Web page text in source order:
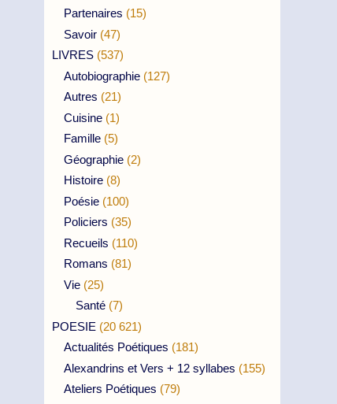
Partenaires (15)
Savoir (47)
LIVRES (537)
Autobiographie (127)
Autres (21)
Cuisine (1)
Famille (5)
Géographie (2)
Histoire (8)
Poésie (100)
Policiers (35)
Recueils (110)
Romans (81)
Vie (25)
Santé (7)
POESIE (20 621)
Actualités Poétiques (181)
Alexandrins et Vers + 12 syllabes (155)
Ateliers Poétiques (79)